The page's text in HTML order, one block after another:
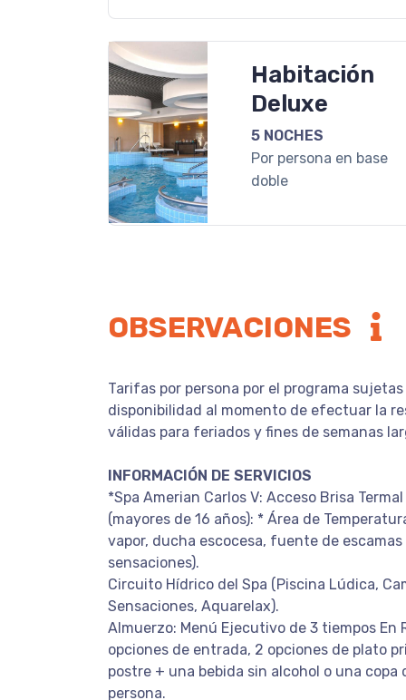
Habitación
Deluxe
5 NOCHES
Por persona en base
doble
OBSERVACIONES
Tarifas por persona por el programa
disponibilidad al momento de efectuar la
válidas para feriados y fines de semanas
INFORMACIÓN DE SERVICIOS
*Spa Amerian Carlos V: Acceso Brisa
(mayores de 16 años): * Área de
vapor, ducha escocesa, fuente de
sensaciones).
Circuito Hídrico del Spa (Piscina Lúdica,
Sensaciones, Aquarelax).
Almuerzo: Menú Ejecutivo de 3 tiempos En
opciones de entrada, 2 opciones de plato
postre + una bebida sin alcohol o una copa
persona.